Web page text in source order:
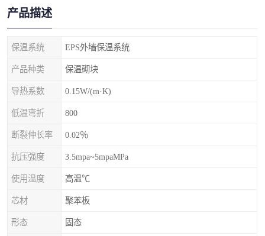
产品描述
保温系统 EPS外墙保温系统
产品种类 保温砌块
导热系数 0.15W/(m·K)
低温弯折 800
断裂伸长率 0.02％
抗压强度 3.5mpa~5mpaMPa
使用温度 高温℃
芯材 聚苯板
形态 固态